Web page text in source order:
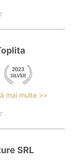
mai multe >>
SRL